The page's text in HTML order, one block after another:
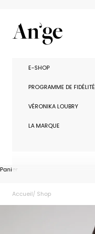
Ange Paris
E-SHOP
PROGRAMME DE FIDÉLITÉ
VÉRONIKA LOUBRY
LA MARQUE
Panier
Accueil
Shop